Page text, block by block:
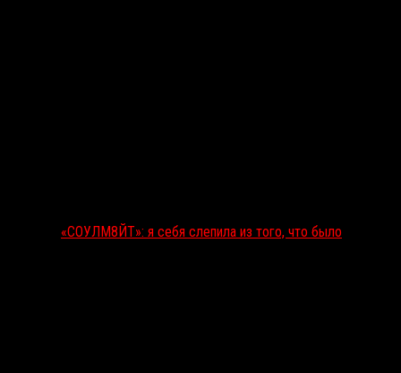
«СОУЛМ8ЙТ»: я себя слепила из того, что было